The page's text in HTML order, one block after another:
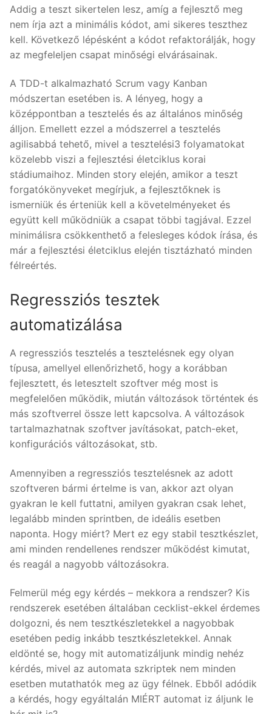
Addig a teszt sikertelen lesz, amíg a fejlesztő meg
nem írja azt a minimális kódot, ami sikeres teszthez
kell. Következő lépésként a kódot refaktorálják, hogy
az megfeleljen csapat minőségi elvárásainak.
A TDD-t alkalmazható Scrum vagy Kanban
módszertan esetében is. A lényeg, hogy a
középpontban a tesztelés és az általános minőség
álljon. Emellett ezzel a módszerrel a tesztelés
agilisabbá tehető, mivel a tesztelési3 folyamatokat
közelebb viszi a fejlesztési életciklus korai
stádiumaihoz. Minden story elején, amikor a teszt
forgatókönyveket megírjuk, a fejlesztőknek is
ismerniük és érteniük kell a követelményeket és
együtt kell működniük a csapat többi tagjával. Ezzel
minimálisra csökkenthető a felesleges kódok írása, és
már a fejlesztési életciklus elején tisztázható minden
félreértés.
Regressziós tesztek
automatizálása
A regressziós tesztelés a tesztelésnek egy olyan
típusa, amellyel ellenőrizhető, hogy a korábban
fejlesztett, és letesztelt szoftver még most is
megfelelően működik, miután változások történtek és
más szoftverrel össze lett kapcsolva. A változások
tartalmazhatnak szoftver javításokat, patch-eket,
konfigurációs változásokat, stb.
Amennyiben a regressziós tesztelésnek az adott
szoftveren bármi értelme is van, akkor azt olyan
gyakran le kell futtatni, amilyen gyakran csak lehet,
legalább minden sprintben, de ideális esetben
naponta. Hogy miért? Mert ez egy stabil tesztkészlet,
ami minden rendellenes rendszer működést kimutat,
és reagál a nagyobb változásokra.
Felmerül még egy kérdés – mekkora a rendszer? Kis
rendszerek esetében általában cecklist-ekkel érdemes
dolgozni, és nem tesztkészletekkel a nagyobbak
esetében pedig inkább tesztkészletekkel. Annak
eldönté se, hogy mit automatizáljunk mindig nehéz
kérdés, mivel az automata szkriptek nem minden
esetben mutathatók meg az ügy félnek. Ebből adódik
a kérdés, hogy egyáltalán MIÉRT automat iz áljunk le